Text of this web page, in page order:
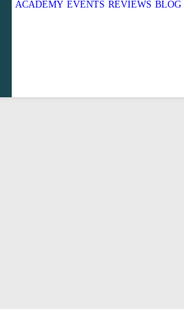
ACADEMY EVENTS REVIEWS BLOG